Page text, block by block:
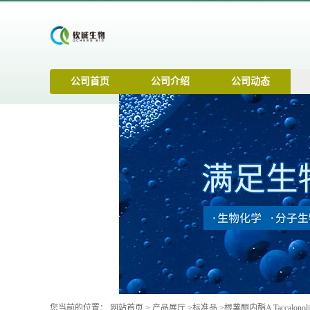
公司首页 公司介绍 公司动态
您当前的位置： 网站首页 > 产品展厅 >标准品 >根薯酮内酯A